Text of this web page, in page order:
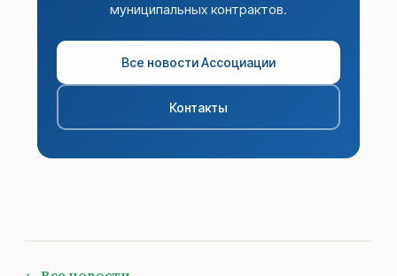
муниципальных контрактов.
Все новости Ассоциации
Контакты